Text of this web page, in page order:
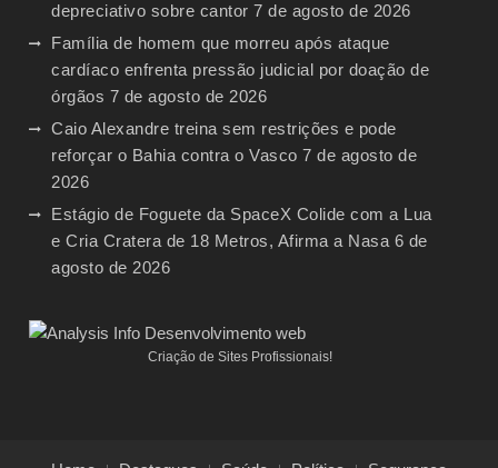
depreciativo sobre cantor 7 de agosto de 2026
Família de homem que morreu após ataque
cardíaco enfrenta pressão judicial por doação de
órgãos 7 de agosto de 2026
Caio Alexandre treina sem restrições e pode
reforçar o Bahia contra o Vasco 7 de agosto de
2026
Estágio de Foguete da SpaceX Colide com a Lua
e Cria Cratera de 18 Metros, Afirma a Nasa 6 de
agosto de 2026
Criação de Sites Profissionais!